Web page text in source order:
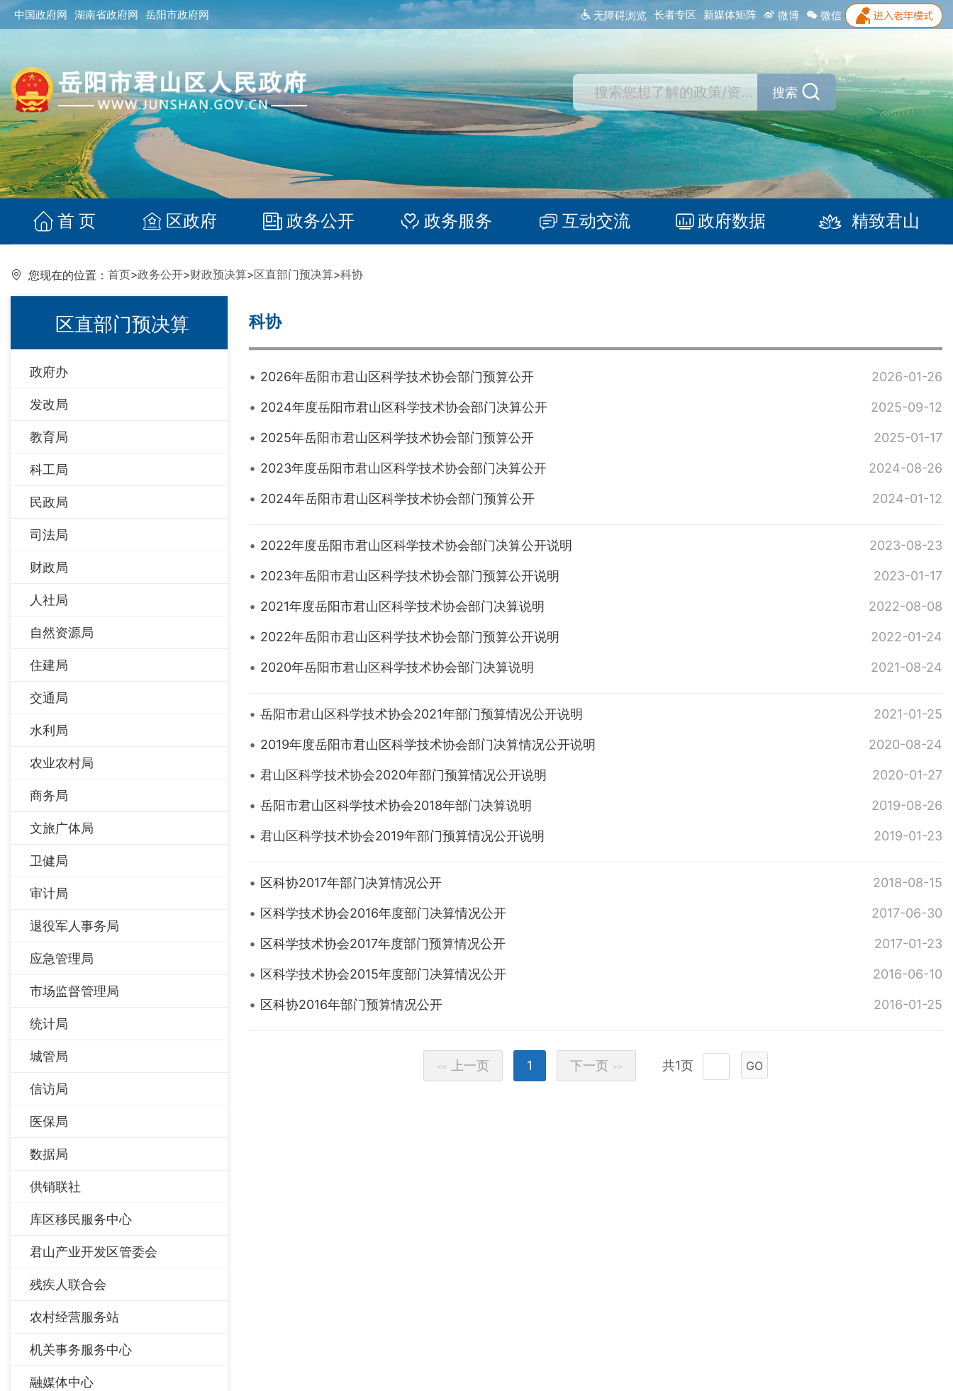
中国政府网 湖南省政府网 岳阳市政府网 无障碍浏览 长者专区 新媒体矩阵 微博 微信
搜索
首 页 区政府 政务公开 政务服务 互动交流 政府数据 精致君山
您现在的位置： 首页>政务公开>财政预决算>区直部门预决算>科协
区直部门预决算
政府办
发改局
教育局
科工局
民政局
司法局
财政局
人社局
自然资源局
住建局
交通局
水利局
农业农村局
商务局
文旅广体局
卫健局
审计局
退役军人事务局
应急管理局
市场监督管理局
统计局
城管局
信访局
医保局
数据局
供销联社
库区移民服务中心
君山产业开发区管委会
残疾人联合会
农村经营服务站
机关事务服务中心
融媒体中心
科协
2026年岳阳市君山区科学技术协会部门预算公开 2026-01-26
2024年度岳阳市君山区科学技术协会部门决算公开 2025-09-12
2025年岳阳市君山区科学技术协会部门预算公开 2025-01-17
2023年度岳阳市君山区科学技术协会部门决算公开 2024-08-26
2024年岳阳市君山区科学技术协会部门预算公开 2024-01-12
2022年度岳阳市君山区科学技术协会部门决算公开说明 2023-08-23
2023年岳阳市君山区科学技术协会部门预算公开说明 2023-01-17
2021年度岳阳市君山区科学技术协会部门决算说明 2022-08-08
2022年岳阳市君山区科学技术协会部门预算公开说明 2022-01-24
2020年岳阳市君山区科学技术协会部门决算说明 2021-08-24
岳阳市君山区科学技术协会2021年部门预算情况公开说明 2021-01-25
2019年度岳阳市君山区科学技术协会部门决算情况公开说明 2020-08-24
君山区科学技术协会2020年部门预算情况公开说明 2020-01-27
岳阳市君山区科学技术协会2018年部门决算说明 2019-08-26
君山区科学技术协会2019年部门预算情况公开说明 2019-01-23
区科协2017年部门决算情况公开 2018-08-15
区科学技术协会2016年度部门决算情况公开 2017-06-30
区科学技术协会2017年度部门预算情况公开 2017-01-23
区科学技术协会2015年度部门决算情况公开 2016-06-10
区科协2016年部门预算情况公开 2016-01-25
<< 上一页 1 下一页 >> 共1页 GO